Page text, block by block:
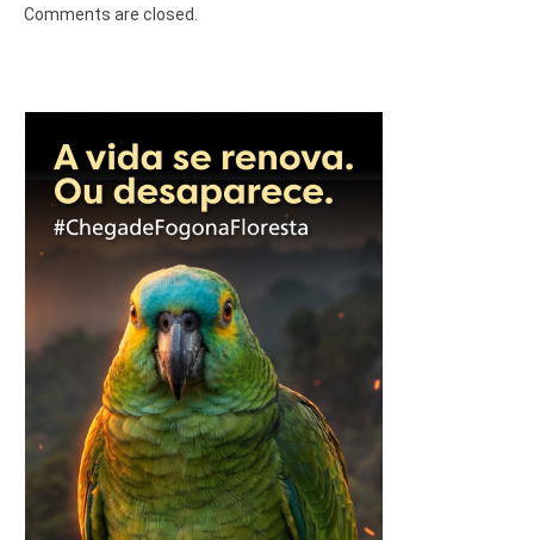
Comments are closed.